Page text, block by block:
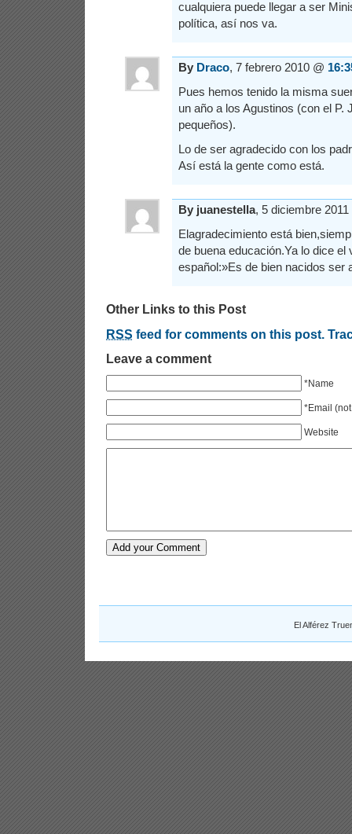
cualquiera puede llegar a ser
política, así nos va.
By Draco, 7 febrero 2010 @
Pues hemos tenido la misma
un año a los Agustinos (con el P.
pequeños).
Lo de ser agradecido con los
Así está la gente como está.
By juanestella, 5 diciembre
Elagradecimiento está
de buena educación.Ya lo dice el
español:»Es de bien nacidos ser
Other Links to this Post
RSS feed for comments on this post.
Leave a comment
*Name
*Email
Website
El Alférez